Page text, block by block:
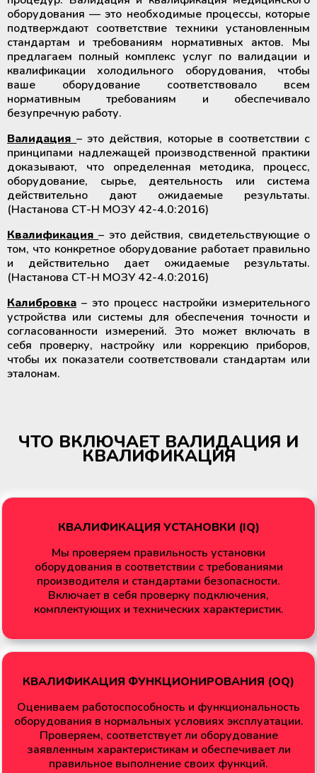
крови
Размораживатели плазмы крови и
стволовых клеток
ТермоСумки для транспортировки
компонентов крови
Устройства для стерильного
соединения полимерных
магистралей
Аппараты для донорского и
терапевтического плазмафереза
Аппараты для автоматического
взятия крови
Аппараты для облучения крови
Мобильный пункт забора крови
(Донорский автобус)
Дополнительные материалы к
холодильному оборудованию
Рулоны и пакеты для
стерилизации
оборудования — это необходимые процессы, которые
подтверждают соответствие техники установленным
стандартам и требованиям нормативных актов. Мы
предлагаем полный комплекс услуг по валидации и
квалификации холодильного оборудования, чтобы
ваше оборудование соответствовало всем
нормативным требованиям и обеспечивало
безупречную работу.
Валидация– это действия, которые в соответствии с
принципами надлежащей производственной практики
доказывают, что определенная методика, процесс,
оборудование, сырье, деятельность или система
действительно дают ожидаемые результаты.
(Настанова СТ-Н МОЗУ 42-4.0:2016)
Квалификация– это действия, свидетельствующие о
том, что конкретное оборудование работает правильно
и действительно дает ожидаемые результаты.
(Настанова СТ-Н МОЗУ 42-4.0:2016)
Калибровка – это процесс настройки измерительного
устройства или системы для обеспечения точности и
согласованности измерений. Это может включать в
себя проверку, настройку или коррекцию приборов,
чтобы их показатели соответствовали стандартам или
эталонам.
ЧТО ВКЛЮЧАЕТ ВАЛИДАЦИЯ И
КВАЛИФИКАЦИЯ
КВАЛИФИКАЦИЯ УСТАНОВКИ (IQ)
Мы проверяем правильность установки
оборудования в соответствии с требованиями
производителя и стандартами безопасности.
Включает в себя проверку подключения,
комплектующих и технических характеристик.
КВАЛИФИКАЦИЯ ФУНКЦИОНИРОВАНИЯ (OQ)
Оцениваем работоспособность и функциональность
оборудования в нормальных условиях эксплуатации.
Проверяем, соответствует ли оборудование
заявленным характеристикам и обеспечивает ли
правильное выполнение своих функций.